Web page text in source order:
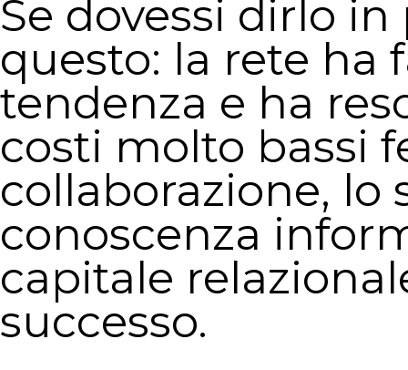
Se dovessi dirlo
questo: la rete ha
tendenza e ha
costi molto bassi
collaborazione,
conoscenza
capitale
successo.